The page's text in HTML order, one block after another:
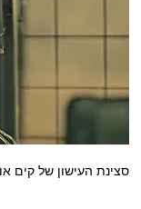
סצינת העישון של קים